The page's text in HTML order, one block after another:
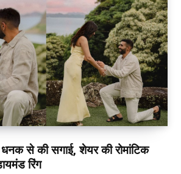
से की सगाई, शेयर की रोमांटिक
रिंग